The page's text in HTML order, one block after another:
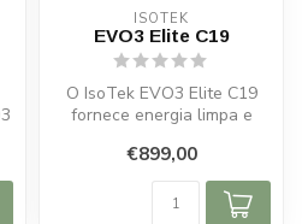
ISOTEK
EVO3 Elite C19
O IsoTek EVO3 Elite C19
fornece energia limpa e
natu...
€899,00